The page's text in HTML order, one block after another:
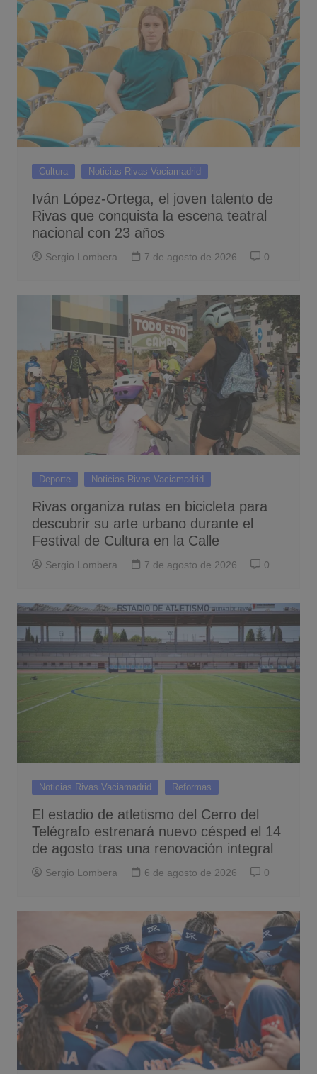
Cultura Noticias Rivas Vaciamadrid
Iván López-Ortega, el joven talento de
Rivas que conquista la escena teatral
nacional con 23 años
Sergio Lombera 7 de agosto de 2026 0
Deporte Noticias Rivas Vaciamadrid
Rivas organiza rutas en bicicleta para
descubrir su arte urbano durante el
Festival de Cultura en la Calle
Sergio Lombera 7 de agosto de 2026 0
Noticias Rivas Vaciamadrid Reformas
El estadio de atletismo del Cerro del
Telégrafo estrenará nuevo césped el 14
de agosto tras una renovación integral
Sergio Lombera 6 de agosto de 2026 0